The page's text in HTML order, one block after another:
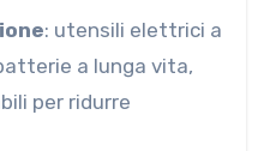
: utensili elettrici a
a lunga vita,
per ridurre